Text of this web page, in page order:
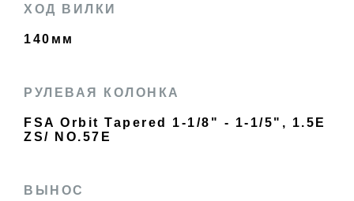
ХОД ВИЛКИ
140мм
РУЛЕВАЯ КОЛОНКА
FSA Orbit Tapered 1-1/8" - 1-1/5", 1.5E
ZS/ NO.57E
ВЫНОС